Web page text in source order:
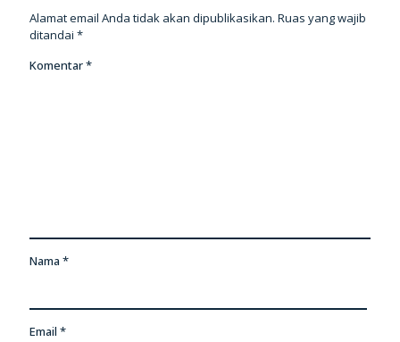
Alamat email Anda tidak akan dipublikasikan. Ruas yang wajib
ditandai *
Komentar*
Nama *
Email *